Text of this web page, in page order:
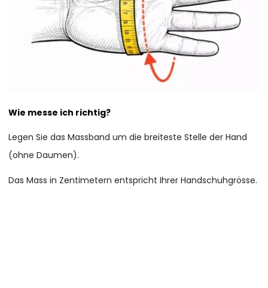
Wie messe ich richtig?
Legen Sie das Massband um die breiteste Stelle der Hand
(ohne Daumen).
Das Mass in Zentimetern entspricht Ihrer Handschuhgrösse.